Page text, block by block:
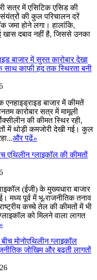
सत्र में एसिटिक एसिड की
की कुल परिचालन दरें
जमा होने लगा। हालांकि,
खास दबाव नहीं है, जिससे उनका
बाजार में सुस्त कारोबार देखा
साथ काफी हद तक स्थिरता बनी
बाजार में कीमतें
कारोबार सत्र में मामूली
की कीमत स्थिर रही,
में थोड़ी कमजोरी देखी गई। कुल
और पढ़ें»
एथिलीन ग्लाइकॉल की कीमतों
(ईजी) के मुख्यधारा बाजार
मध्य पूर्व में भू-राजनीतिक तनाव
कच्चे तेल की कीमतों में भी
को मिलने वाला लागत
»
मोनोएथिलीन ग्लाइकॉल
जोखिम और बढ़ती लागतों